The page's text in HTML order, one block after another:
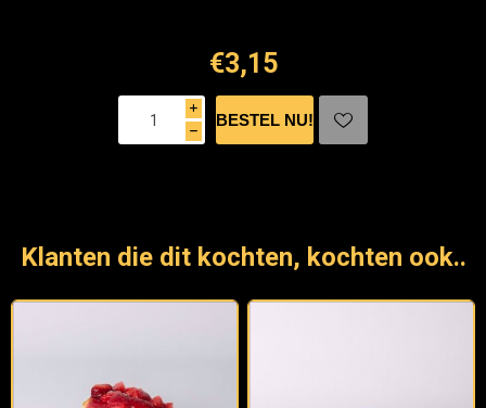
€3,15
i
h
Klanten die dit kochten, kochten ook..